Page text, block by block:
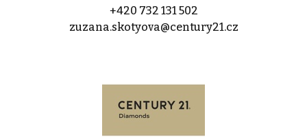
+420 732 131 502
zuzana.skotyova@century21.cz